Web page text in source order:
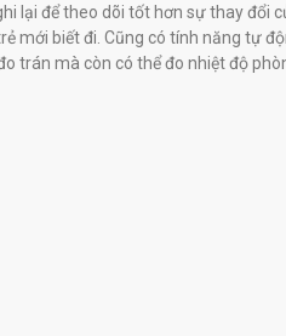
lại để theo dõi tốt hơn sự thay đổi
mới biết đi. Cũng có tính năng tự
trán mà còn có thể đo nhiệt độ